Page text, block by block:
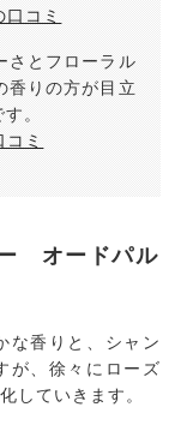
コミ
さとフローラル
香りの方が目立
。
ミ
オードパル
な香りと、シャン
が、徐々にローズ
していきます。